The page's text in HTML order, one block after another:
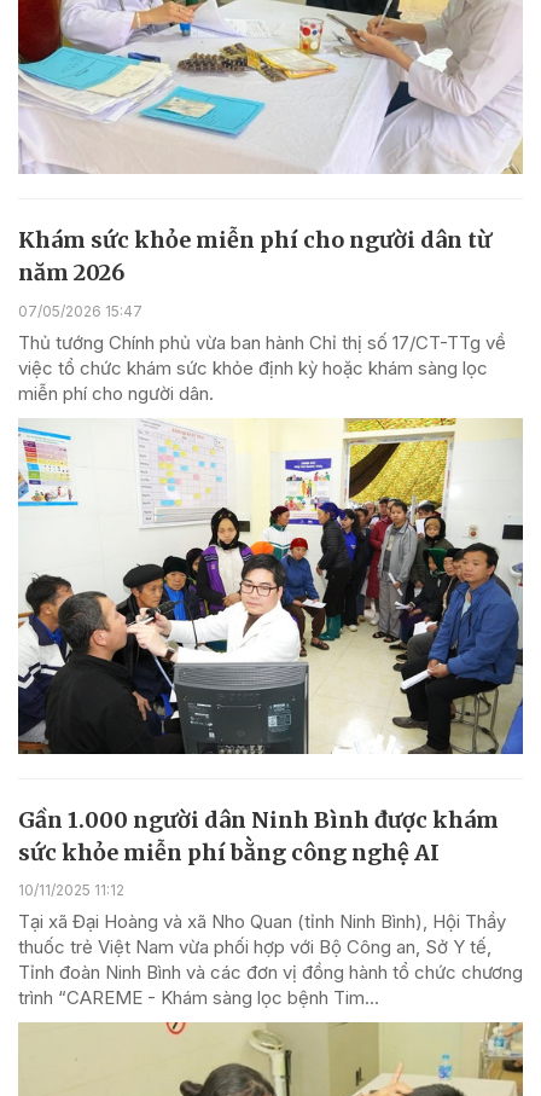
Khám sức khỏe miễn phí cho người dân từ
năm 2026
07/05/2026 15:47
Thủ tướng Chính phủ vừa ban hành Chỉ thị số 17/CT-TTg về
việc tổ chức khám sức khỏe định kỳ hoặc khám sàng lọc
miễn phí cho người dân.
Gần 1.000 người dân Ninh Bình được khám
sức khỏe miễn phí bằng công nghệ AI
10/11/2025 11:12
Tại xã Đại Hoàng và xã Nho Quan (tỉnh Ninh Bình), Hội Thầy
thuốc trẻ Việt Nam vừa phối hợp với Bộ Công an, Sở Y tế,
Tỉnh đoàn Ninh Bình và các đơn vị đồng hành tổ chức chương
trình “CAREME - Khám sàng lọc bệnh Tim...